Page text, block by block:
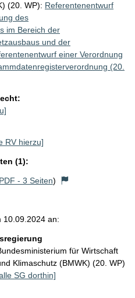
(20. WP): Referentenentwurf
des
im Bereich der
und der
einer Verordnung
(20.
RV hierzu]
(1):
PDF - 3 Seiten)
10.09.2024 an:
für Wirtschaft
Klimaschutz (BMWK) (20. WP)
SG dorthin]